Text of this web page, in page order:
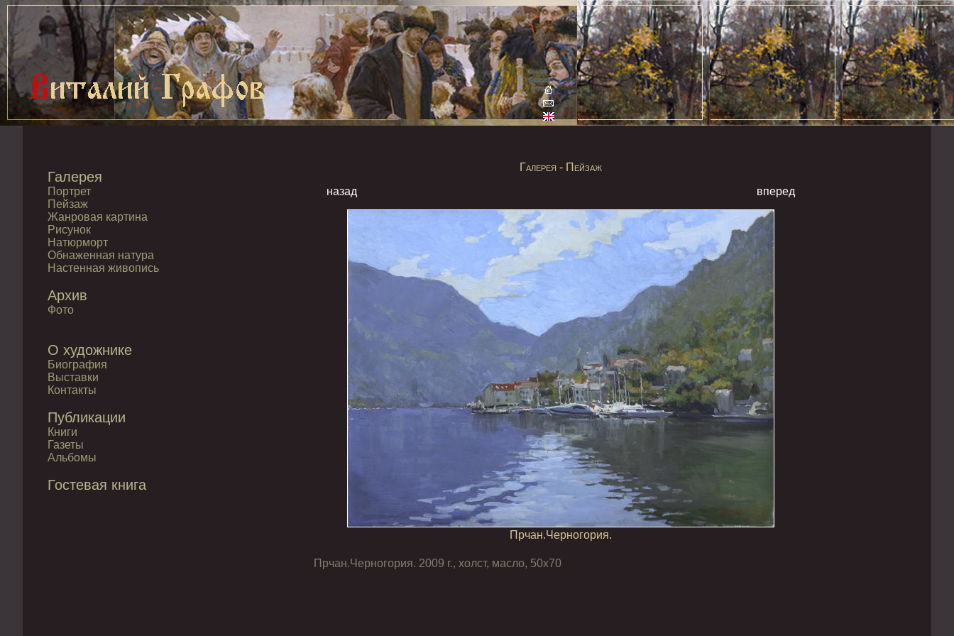
Галерея
Портрет
Пейзаж
Жанровая картина
Рисунок
Натюрморт
Обнаженная натура
Настенная живопись
Архив
Фото
О художнике
Биография
Выставки
Контакты
Публикации
Книги
Газеты
Альбомы
Гостевая книга
Галерея - Пейзаж
назад
вперед
Прчан.Черногория.
Прчан.Черногория. 2009 г., холст, масло, 50х70